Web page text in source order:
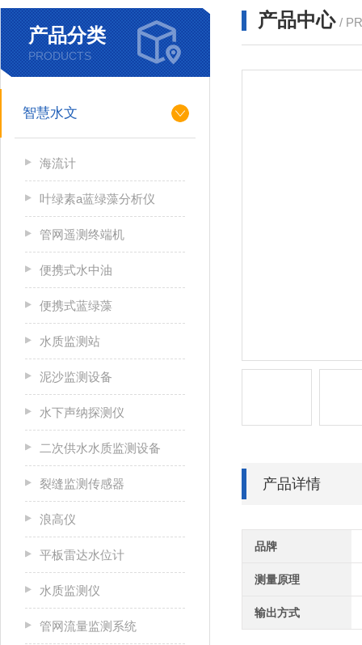
产品分类
PRODUCTS
智慧水文
海流计
叶绿素a蓝绿藻分析仪
管网遥测终端机
便携式水中油
便携式蓝绿藻
水质监测站
泥沙监测设备
水下声纳探测仪
二次供水水质监测设备
裂缝监测传感器
浪高仪
平板雷达水位计
水质监测仪
管网流量监测系统
产品中心 /
产品详情
品牌
测量原理
输出方式